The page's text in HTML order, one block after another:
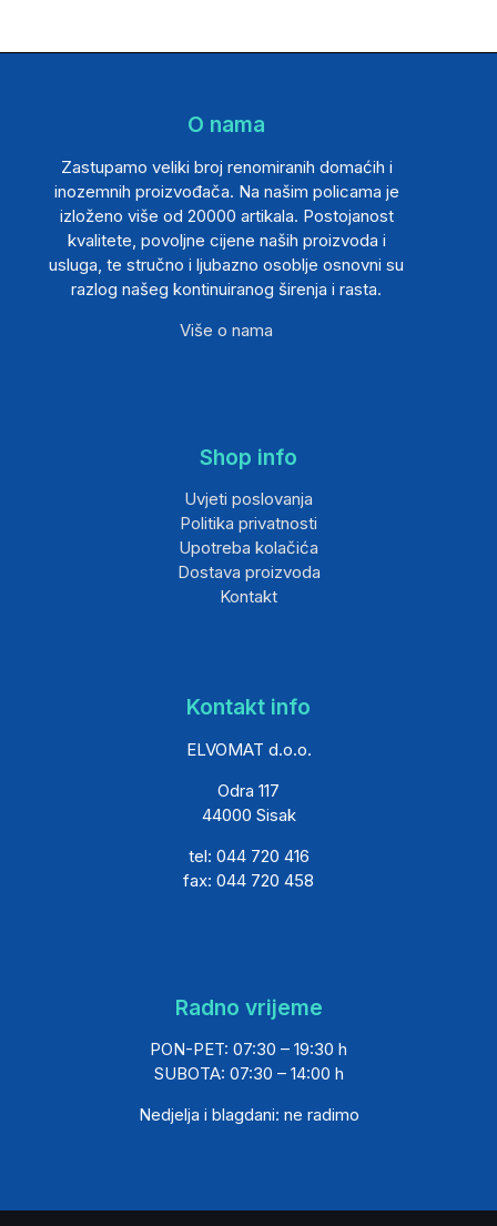
O nama
Zastupamo veliki broj renomiranih domaćih i
inozemnih proizvođača. Na našim policama je
izloženo više od 20000 artikala. Postojanost
kvalitete, povoljne cijene naših proizvoda i
usluga, te stručno i ljubazno osoblje osnovni su
razlog našeg kontinuiranog širenja i rasta.
Više o nama
Shop info
Uvjeti poslovanja
Politika privatnosti
Upotreba kolačića
Dostava proizvoda
Kontakt
Kontakt info
ELVOMAT d.o.o.
Odra 117
44000 Sisak
tel: 044 720 416
fax: 044 720 458
Radno vrijeme
PON-PET: 07:30 – 19:30 h
SUBOTA: 07:30 – 14:00 h
Nedjelja i blagdani: ne radimo